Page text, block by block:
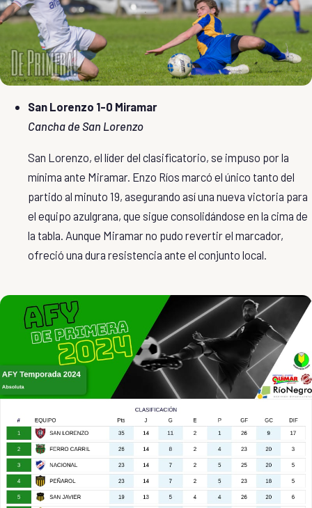
San Lorenzo 1-0 Miramar
Cancha de San Lorenzo
San Lorenzo, el líder del clasificatorio, se impuso por la
mínima ante Miramar. Enzo Ríos marcó el único tanto del
partido al minuto 19, asegurando así una nueva victoria para
el equipo azulgrana, que sigue consolidándose en la cima de
la tabla. Aunque Miramar no pudo revertir el marcador,
ofreció una dura resistencia ante el conjunto local.